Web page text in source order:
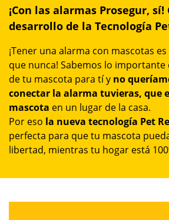
¡Con las alarmas Prosegur, sí!
desarrollo de la Tecnología
¡Tener una alarma con mascotas
que nunca! Sabemos lo importante
de tu mascota para tí y no
conectar la alarma tuvieras, que
mascota en un lugar de la casa.
Por eso la nueva tecnología Pet
perfecta para que tu mascota
libertad, mientras tu hogar está